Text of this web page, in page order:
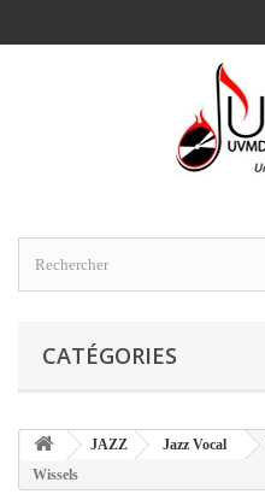
CATÉGORIES
JAZZ Jazz Vocal
Wissels